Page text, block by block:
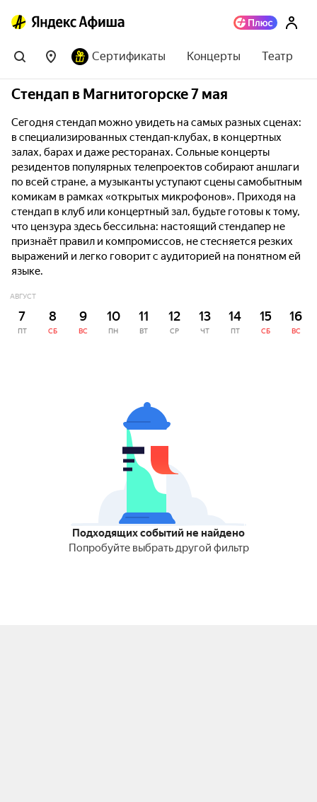
Сертификаты Концерты Театр
Стендап в Магнитогорске 7 мая
Сегодня стендап можно увидеть на самых разных сценах:
в специализированных стендап-клубах, в концертных
залах, барах и даже ресторанах. Сольные концерты
резидентов популярных телепроектов собирают аншлаги
по всей стране, а музыканты уступают сцены самобытным
комикам в рамках «открытых микрофонов». Приходя на
стендап в клуб или концертный зал, будьте готовы к тому,
что цензура здесь бессильна: настоящий стендапер не
признаёт правил и компромиссов, не стесняется резких
выражений и легко говорит с аудиторией на понятном ей
языке.
АВГУСТ
7
ПТ
8
СБ
9
ВС
10
ПН
11
ВТ
12
СР
13
ЧТ
14
ПТ
15
СБ
16
ВС
Подходящих событий не найдено
Попробуйте выбрать другой фильтр